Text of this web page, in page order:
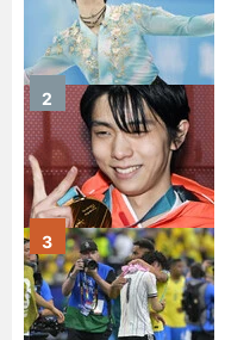
2
3